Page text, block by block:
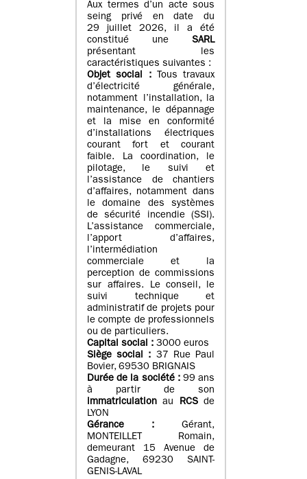
Aux termes d’un acte sous
seing privé en date du
29 juillet 2026, il a été
constitué une SARL
présentant les
caractéristiques suivantes :
Objet social :
Tous travaux
d’électricité générale,
notamment l’installation, la
maintenance, le dépannage
et la mise en conformité
d’installations électriques
courant fort et courant
faible. La coordination, le
pilotage, le suivi et
l’assistance de chantiers
d’affaires, notamment dans
le domaine des systèmes
de sécurité incendie (SSI).
L’assistance commerciale,
l’apport d’affaires,
l’intermédiation
commerciale et la
perception de commissions
sur affaires. Le conseil, le
suivi technique et
administratif de projets pour
le compte de professionnels
ou de particuliers.
Capital social : 3000 euros
Siège social : 37 Rue Paul
Bovier, 69530 BRIGNAIS
Durée de la société : 99 ans
à partir de son
immatriculation au RCSde
LYON
Gérance :
Gérant,
MONTEILLET Romain,
demeurant 15 Avenue de
Gadagne, 69230 SAINT-
GENIS-LAVAL